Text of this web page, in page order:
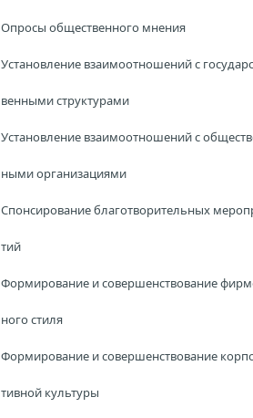
Опросы общественного мнения
Установление взаимоотношений с
венными структурами
Установление взаимоотношений с
ными организациями
Спонсирование благотворительных
тий
Формирование и совершенствование
ного стиля
Формирование и совершенствование
тивной культуры